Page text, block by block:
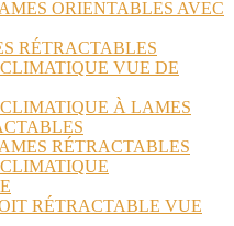
ORIENTABLES AVEC
RÉTRACTABLES
VUE DE
À LAMES
RÉTRACTABLES
RÉTRACTABLE VUE